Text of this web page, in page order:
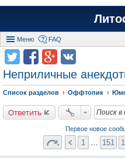
Меню FAQ
Неприличные
Список разделов Оффтопик
Ответить
Первое новое
1 151